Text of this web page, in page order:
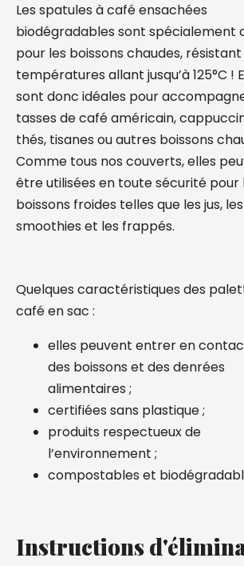
Les spatules à café ensachées
biodégradables sont spécialement
pour les boissons chaudes, résistant
températures allant jusqu’à 125°C !
sont donc idéales pour
tasses de café américain,
thés, tisanes ou autres boissons
Comme tous nos couverts, elles
être utilisées en toute sécurité pour
boissons froides telles que les jus, les
smoothies et les frappés.
Quelques caractéristiques des
café en sac :
elles peuvent entrer en
des boissons et des denrées
alimentaires ;
certifiées sans plastique ;
produits respectueux de
l’environnement ;
compostables et
Instructions